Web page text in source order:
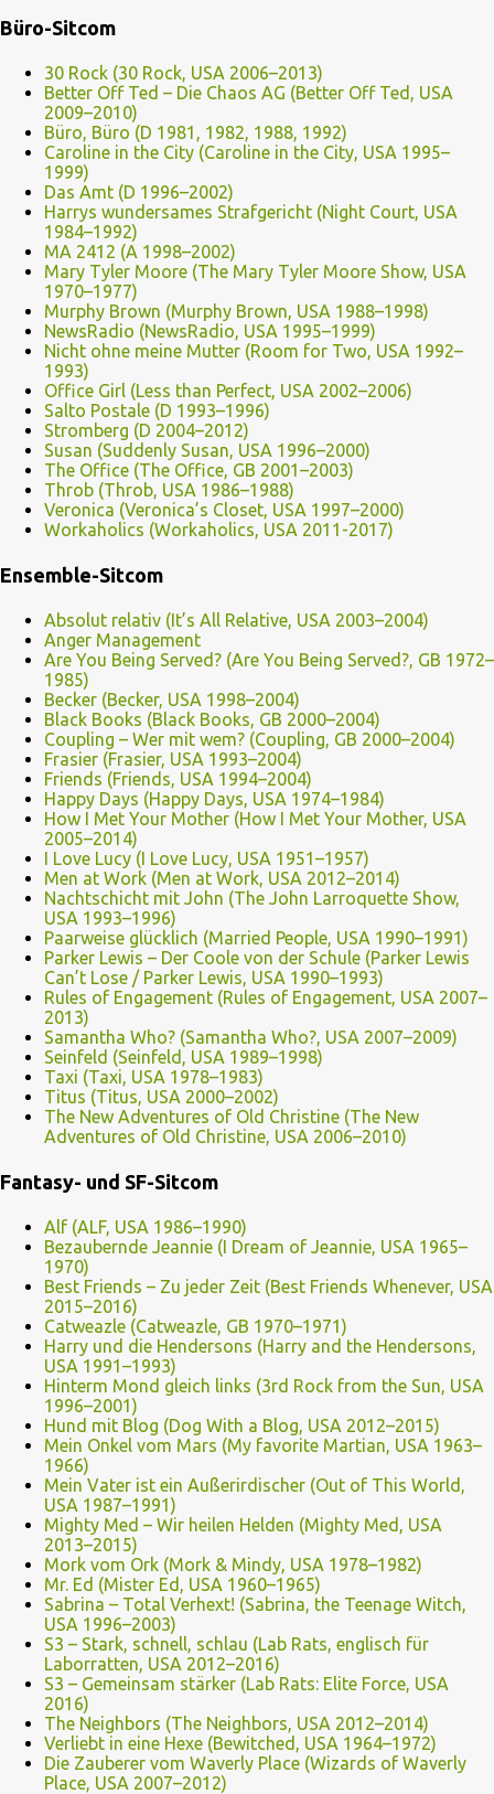
Büro-Sitcom
30 Rock (30 Rock, USA 2006–2013)
Better Off Ted – Die Chaos AG (Better Off Ted, USA
2009–2010)
Büro, Büro (D 1981, 1982, 1988, 1992)
Caroline in the City (Caroline in the City, USA 1995–
1999)
Das Amt (D 1996–2002)
Harrys wundersames Strafgericht (Night Court, USA
1984–1992)
MA 2412 (A 1998–2002)
Mary Tyler Moore (The Mary Tyler Moore Show, USA
1970–1977)
Murphy Brown (Murphy Brown, USA 1988–1998)
NewsRadio (NewsRadio, USA 1995–1999)
Nicht ohne meine Mutter (Room for Two, USA 1992–
1993)
Office Girl (Less than Perfect, USA 2002–2006)
Salto Postale (D 1993–1996)
Stromberg (D 2004–2012)
Susan (Suddenly Susan, USA 1996–2000)
The Office (The Office, GB 2001–2003)
Throb (Throb, USA 1986–1988)
Veronica (Veronica’s Closet, USA 1997–2000)
Workaholics (Workaholics, USA 2011-2017)
Ensemble-Sitcom
Absolut relativ (It’s All Relative, USA 2003–2004)
Anger Management
Are You Being Served? (Are You Being Served?, GB 1972–
1985)
Becker (Becker, USA 1998–2004)
Black Books (Black Books, GB 2000–2004)
Coupling – Wer mit wem? (Coupling, GB 2000–2004)
Frasier (Frasier, USA 1993–2004)
Friends (Friends, USA 1994–2004)
Happy Days (Happy Days, USA 1974–1984)
How I Met Your Mother (How I Met Your Mother, USA
2005–2014)
I Love Lucy (I Love Lucy, USA 1951–1957)
Men at Work (Men at Work, USA 2012–2014)
Nachtschicht mit John (The John Larroquette Show,
USA 1993–1996)
Paarweise glücklich (Married People, USA 1990–1991)
Parker Lewis – Der Coole von der Schule (Parker Lewis
Can’t Lose / Parker Lewis, USA 1990–1993)
Rules of Engagement (Rules of Engagement, USA 2007–
2013)
Samantha Who? (Samantha Who?, USA 2007–2009)
Seinfeld (Seinfeld, USA 1989–1998)
Taxi (Taxi, USA 1978–1983)
Titus (Titus, USA 2000–2002)
The New Adventures of Old Christine (The New
Adventures of Old Christine, USA 2006–2010)
Fantasy- und SF-Sitcom
Alf (ALF, USA 1986–1990)
Bezaubernde Jeannie (I Dream of Jeannie, USA 1965–
1970)
Best Friends – Zu jeder Zeit (Best Friends Whenever, USA
2015–2016)
Catweazle (Catweazle, GB 1970–1971)
Harry und die Hendersons (Harry and the Hendersons,
USA 1991–1993)
Hinterm Mond gleich links (3rd Rock from the Sun, USA
1996–2001)
Hund mit Blog (Dog With a Blog, USA 2012–2015)
Mein Onkel vom Mars (My favorite Martian, USA 1963–
1966)
Mein Vater ist ein Außerirdischer (Out of This World,
USA 1987–1991)
Mighty Med – Wir heilen Helden (Mighty Med, USA
2013–2015)
Mork vom Ork (Mork & Mindy, USA 1978–1982)
Mr. Ed (Mister Ed, USA 1960–1965)
Sabrina – Total Verhext! (Sabrina, the Teenage Witch,
USA 1996–2003)
S3 – Stark, schnell, schlau (Lab Rats, englisch für
Laborratten, USA 2012–2016)
S3 – Gemeinsam stärker (Lab Rats: Elite Force, USA
2016)
The Neighbors (The Neighbors, USA 2012–2014)
Verliebt in eine Hexe (Bewitched, USA 1964–1972)
Die Zauberer vom Waverly Place (Wizards of Waverly
Place, USA 2007–2012)